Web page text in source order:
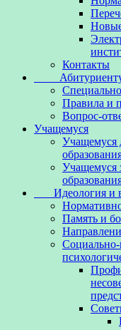
Контакты
Правила и
Вопрос-
Учащемуся
Учащемуся
Учащемуся
Идеология и
Память и
Социально-